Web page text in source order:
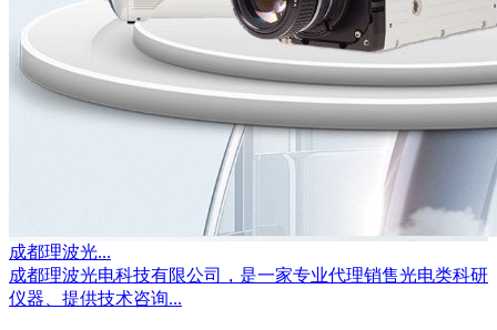
成都理波光...
成都理波光电科技有限公司，是一家专业代理销售光电类科研
仪器、提供技术咨询...